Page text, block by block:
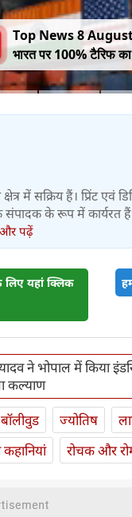
Top News 8 August:
भारत पर 100% टैरिफ
में सक्रिय हैं। प्रिंट एवं
संपादक के रूप में
और पढ़ें
यहां क्लिक
ने भोपाल में किया
कल्याण
बॉलीवुड ज्योतिष
रोचक और